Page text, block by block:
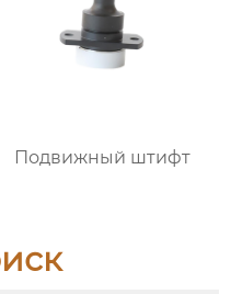
Подвижный штифт